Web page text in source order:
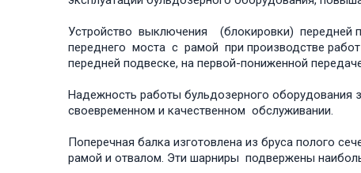
Устройство выключения (блокировки) передней
переднего моста с рамой при производстве
передней подвеске, на первой-пониженной
Надежность работы бульдозерного
своевременном и качественном обслуживании.
Поперечная балка изготовлена из бруса полого
рамой и отвалом. Эти шарниры подвержены